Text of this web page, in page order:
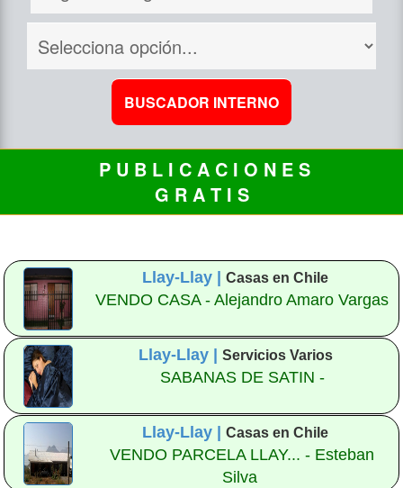
P U B L I C A C I O N E S
G R A T I S
Llay-Llay |Casas en Chile
VENDO CASA - Alejandro Amaro Vargas
Llay-Llay | Servicios Varios
SABANAS DE SATIN -
Llay-Llay |Casas en Chile
VENDO PARCELA LLAY... - Esteban
Silva